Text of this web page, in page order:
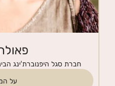
חברת סגל היפנוברת'ינג
על